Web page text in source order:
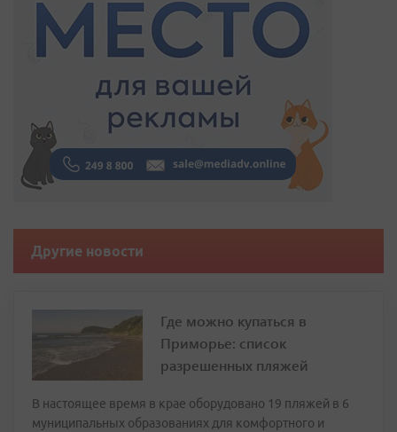
Другие новости
Где можно купаться в
Приморье: список
разрешенных пляжей
В настоящее время в крае оборудовано 19 пляжей в 6
муниципальных образованиях для комфортного и